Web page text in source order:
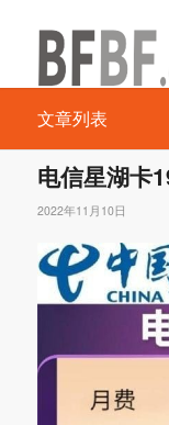
文章列表
电信星湖卡
2022年11月10日